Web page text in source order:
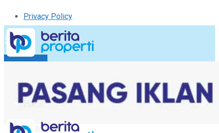
Privacy Policy
Kirim Tulisan
Logout
Home
Properti